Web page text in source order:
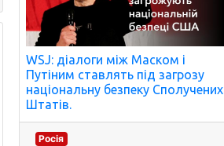
WSJ: діалоги між Маском і
Путіним ставлять під загрозу
національну безпеку Сполучених
Штатів.
Росія